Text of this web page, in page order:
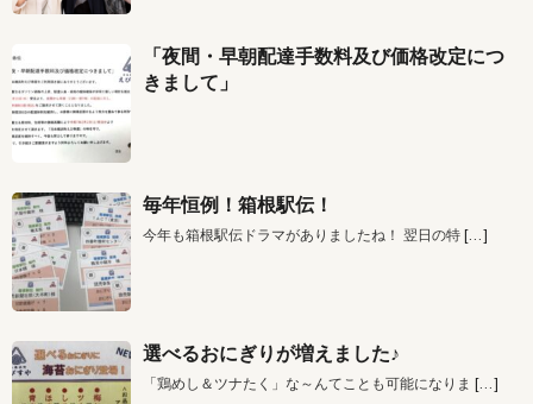
「夜間・早朝配達手数料及び価格改定につ
きまして」
毎年恒例！箱根駅伝！
今年も箱根駅伝ドラマがありましたね！ 翌日の特 […]
選べるおにぎりが増えました♪
「鶏めし＆ツナたく」な～んてことも可能になりま […]